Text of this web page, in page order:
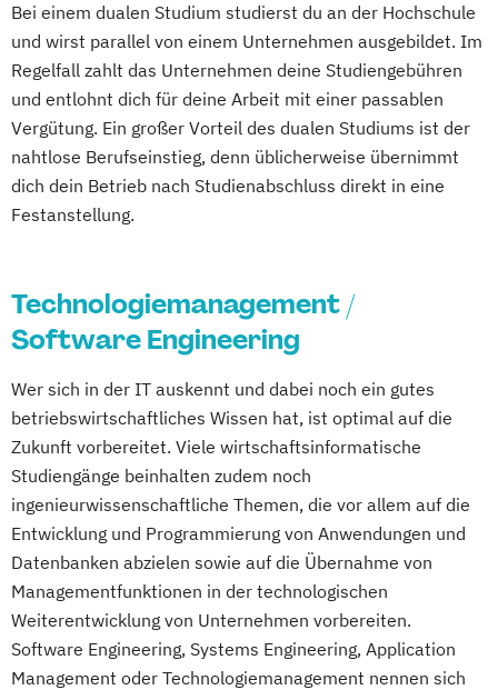
Bei einem dualen Studium studierst du an der Hochschule
und wirst parallel von einem Unternehmen ausgebildet. Im
Regelfall zahlt das Unternehmen deine Studiengebühren
und entlohnt dich für deine Arbeit mit einer passablen
Vergütung. Ein großer Vorteil des dualen Studiums ist der
nahtlose Berufseinstieg, denn üblicherweise übernimmt
dich dein Betrieb nach Studienabschluss direkt in eine
Festanstellung.
Technologiemanagement /
Software Engineering
Wer sich in der IT auskennt und dabei noch ein gutes
betriebswirtschaftliches Wissen hat, ist optimal auf die
Zukunft vorbereitet. Viele wirtschaftsinformatische
Studiengänge beinhalten zudem noch
ingenieurwissenschaftliche Themen, die vor allem auf die
Entwicklung und Programmierung von Anwendungen und
Datenbanken abzielen sowie auf die Übernahme von
Managementfunktionen in der technologischen
Weiterentwicklung von Unternehmen vorbereiten.
Software Engineering, Systems Engineering, Application
Management oder Technologiemanagement nennen sich